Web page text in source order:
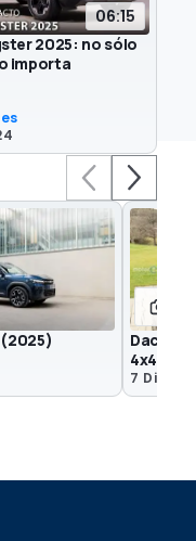
06:15
2025: no sólo
importa
Dacia
4x4
7 Dic 2025